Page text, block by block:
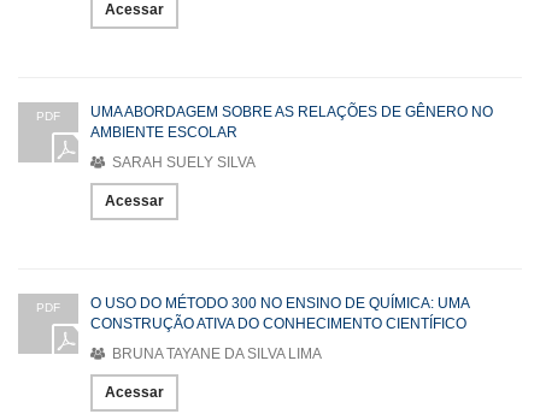
Acessar
PDF
UMA ABORDAGEM SOBRE AS RELAÇÕES DE GÊNERO NO
AMBIENTE ESCOLAR
SARAH SUELY SILVA
Acessar
PDF
O USO DO MÉTODO 300 NO ENSINO DE QUÍMICA: UMA
CONSTRUÇÃO ATIVA DO CONHECIMENTO CIENTÍFICO
BRUNA TAYANE DA SILVA LIMA
Acessar